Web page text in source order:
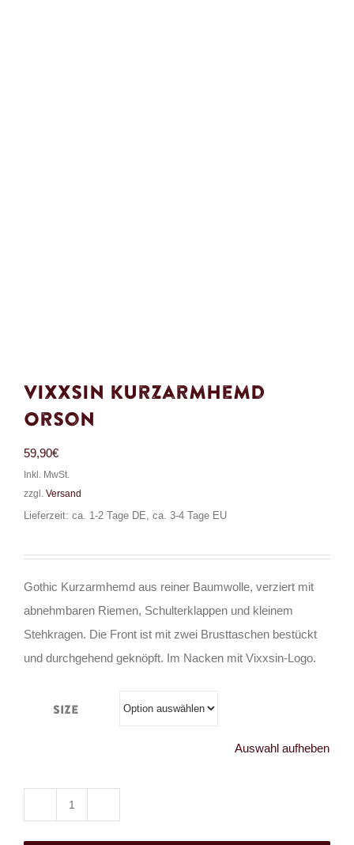
Vixxsin Kurzarmhemd
Orson
59,90€
Inkl. MwSt.
zzgl. Versand
Lieferzeit: ca. 1-2 Tage DE, ca. 3-4 Tage EU
Gothic Kurzarmhemd aus reiner Baumwolle, verziert mit
abnehmbaren Riemen, Schulterklappen und kleinem
Stehkragen. Die Front ist mit zwei Brusttaschen bestückt
und durchgehend geknöpft. Im Nacken mit Vixxsin-Logo.
Size
Auswahl aufheben
Kurzarmhemd